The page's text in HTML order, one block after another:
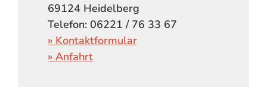
69124 Heidelberg
Telefon: 06221 / 76 33 67
» Kontaktformular
» Anfahrt